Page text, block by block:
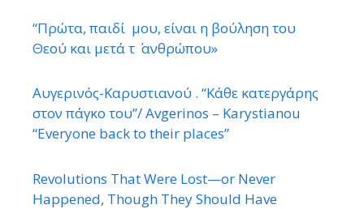
“Πρώτα, παιδί μου, είναι η βούληση του
Θεού και μετά τ ΄ ανθρώπου»
Αυγερινός-Καρυστιανού . “Κάθε κατεργάρης
στον πάγκο του”/ Avgerinos – Karystianou
“Εveryone back to their places”
Revolutions That Were Lost—or Never
Happened, Though They Should Have